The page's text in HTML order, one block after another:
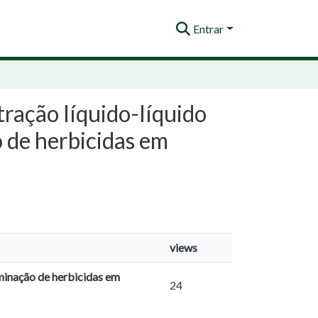
Entrar
líquido-líquido
herbicidas em
views
de herbicidas em
24